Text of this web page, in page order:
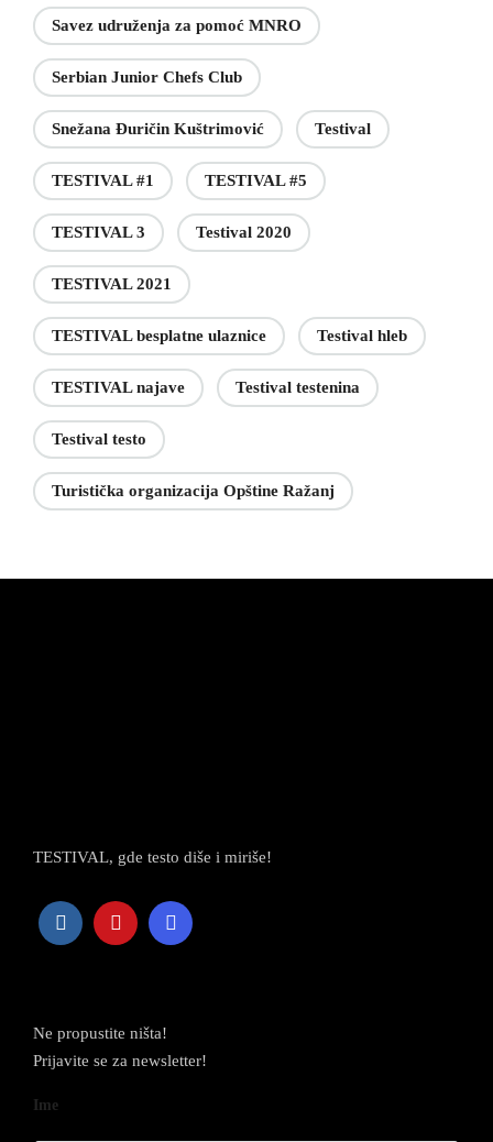
Savez udruženja za pomoć MNRO
Serbian Junior Chefs Club
Snežana Đuričin Kuštrimović Testival
TESTIVAL #1 TESTIVAL #5
TESTIVAL 3 Testival 2020
TESTIVAL 2021
TESTIVAL besplatne ulaznice Testival hleb
TESTIVAL najave Testival testenina
Testival testo
Turistička organizacija Opštine Ražanj
TESTIVAL, gde testo diše i miriše!
Ne propustite ništa!
Prijavite se za newsletter!
Ime